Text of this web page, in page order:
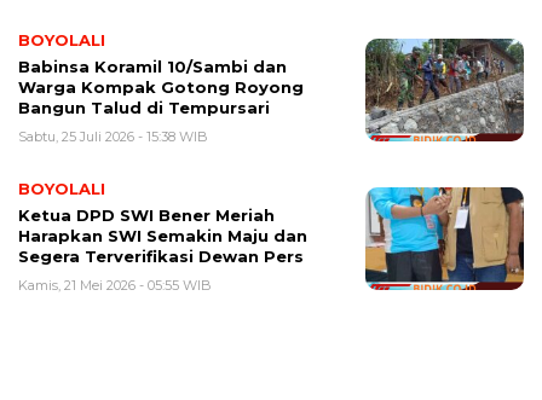
BOYOLALI
Babinsa Koramil 10/Sambi dan
Warga Kompak Gotong Royong
Bangun Talud di Tempursari
Sabtu, 25 Juli 2026 - 15:38 WIB
BOYOLALI
Ketua DPD SWI Bener Meriah
Harapkan SWI Semakin Maju dan
Segera Terverifikasi Dewan Pers
Kamis, 21 Mei 2026 - 05:55 WIB